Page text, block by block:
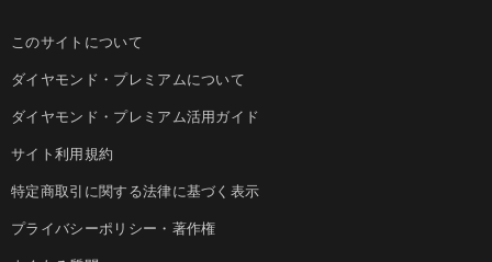
このサイトについて
ダイヤモンド・プレミアムについて
ダイヤモンド・プレミアム活用ガイド
サイト利用規約
特定商取引に関する法律に基づく表示
プライバシーポリシー・著作権